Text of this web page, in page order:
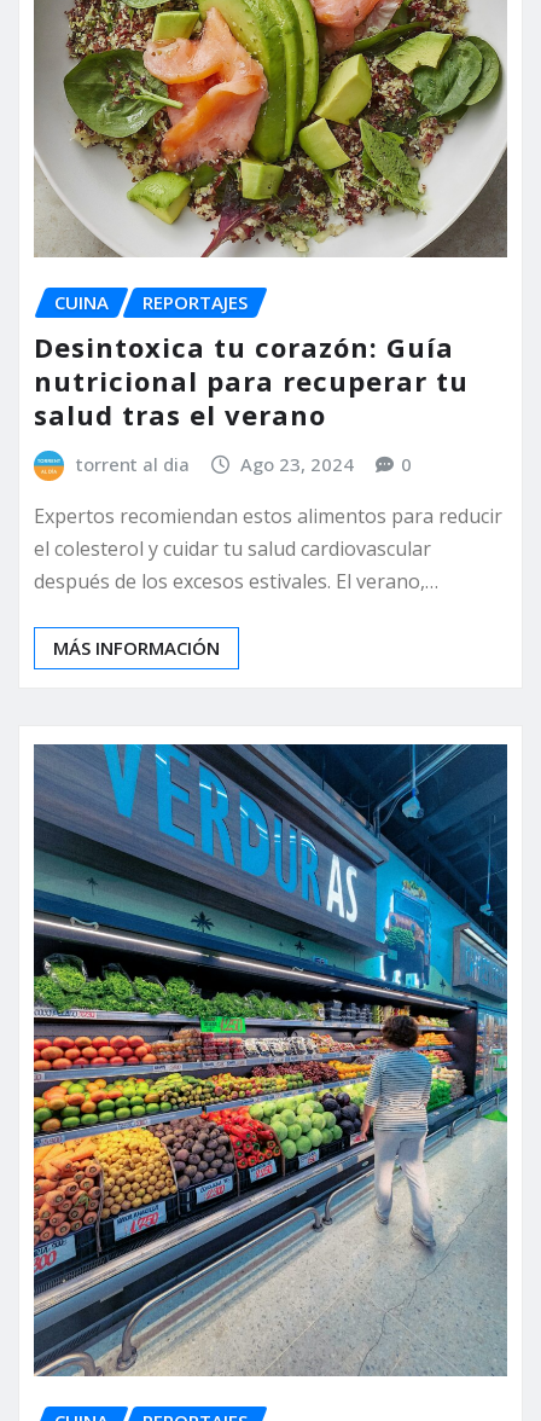
CUINA REPORTAJES
Desintoxica tu corazón: Guía
nutricional para recuperar tu
salud tras el verano
torrent al dia Ago 23, 2024 0
Expertos recomiendan estos alimentos para reducir
el colesterol y cuidar tu salud cardiovascular
después de los excesos estivales. El verano,…
MÁS INFORMACIÓN